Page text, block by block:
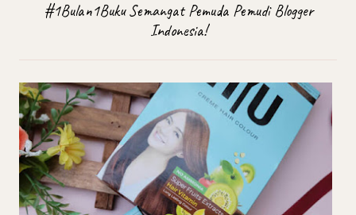
#1Bulan1Buku Semangat Pemuda Pemudi Blogger
Indonesia!